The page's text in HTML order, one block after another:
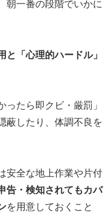
朝一番の段階でいかに
「心理的ハードル」
たら即クビ・厳罰」
蔽したり、体調不良を
安全な地上作業や片付
告・検知されてもカバ
を用意しておくこと